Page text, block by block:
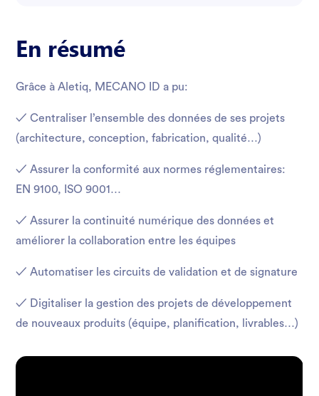
En résumé
Grâce à Aletiq, MECANO ID a pu:
✓ Centraliser l’ensemble des données de ses projets
(architecture, conception, fabrication, qualité…)
✓ Assurer la conformité aux normes réglementaires:
EN 9100, ISO 9001…
✓ Assurer la continuité numérique des données et
améliorer la collaboration entre les équipes
✓ Automatiser les circuits de validation et de signature
✓ Digitaliser la gestion des projets de développement
de nouveaux produits (équipe, planification, livrables…)